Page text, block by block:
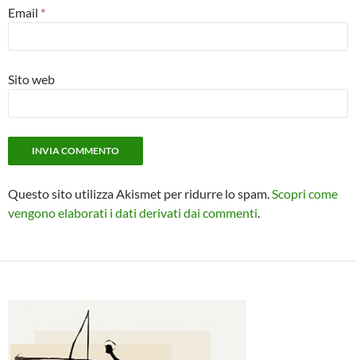
Email *
Sito web
Questo sito utilizza Akismet per ridurre lo spam. Scopri come
vengono elaborati i dati derivati dai commenti